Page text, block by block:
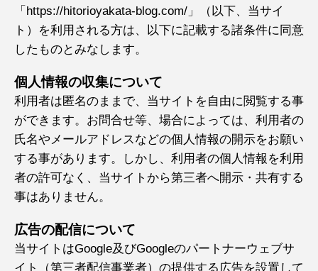
「https://hitorioyakata-blog.com/」（以下、当サイ
ト）を利用される方は、以下に記載する諸条件に同意
したものとみなします。
個人情報の収集について
利用者は匿名のままで、当サイトを自由に閲覧する事
ができます。お問合せ等、場合によっては、利用者の
氏名やメールアドレスなどの個人情報の開示をお願い
する事があります。しかし、利用者の個人情報を利用
者の許可なく、当サイトから第三者へ開示・共有する
事はありません。
広告の配信について
当サイトはGoogle及びGoogleのパートナーウェブサ
イト（第三者配信事業者）の提供する広告を設置して